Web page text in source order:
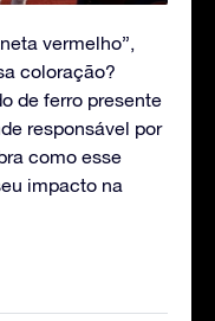
vermelho”,
coloração?
de ferro presente
responsável por
como esse
impacto na